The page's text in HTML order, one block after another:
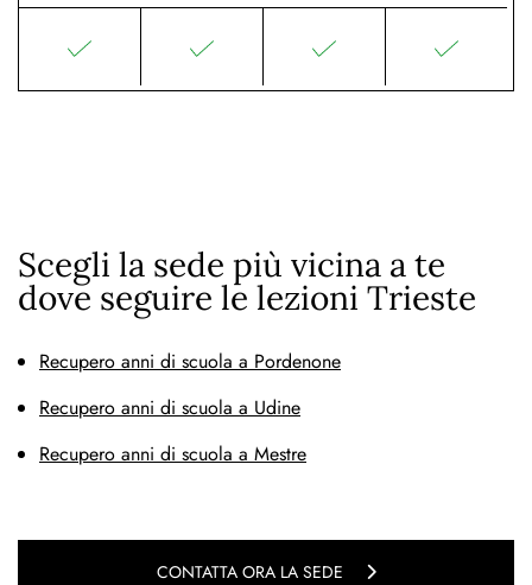
Scegli la sede più vicina a te
dove seguire le lezioni Trieste
Recupero anni di scuola a Pordenone
Recupero anni di scuola a Udine
Recupero anni di scuola a Mestre
CONTATTA ORA LA SEDE